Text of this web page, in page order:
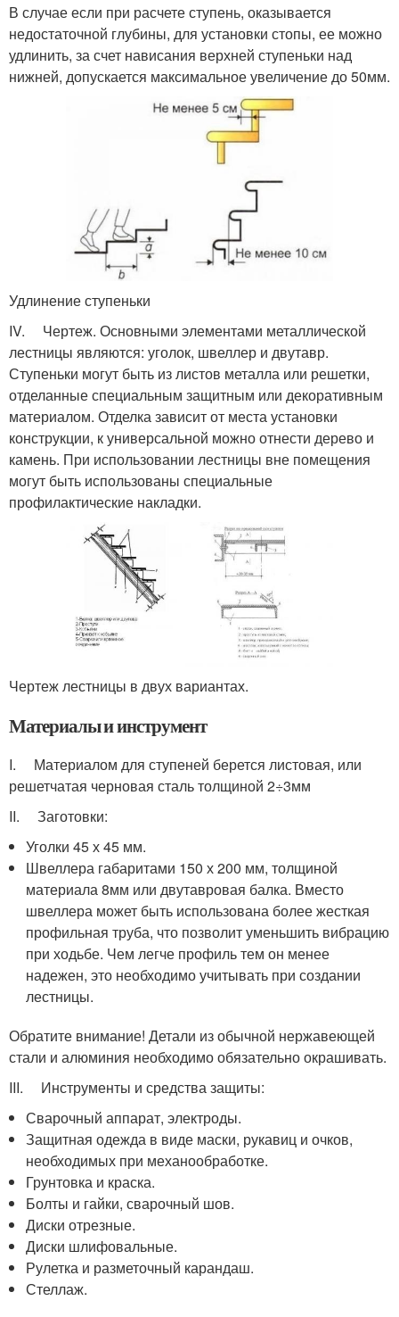
В случае если при расчете ступень, оказывается
недостаточной глубины, для установки стопы, ее можно
удлинить, за счет нависания верхней ступеньки над
нижней, допускается максимальное увеличение до 50мм.
Удлинение ступеньки
IV. Чертеж. Основными элементами металлической
лестницы являются: уголок, швеллер и двутавр.
Ступеньки могут быть из листов металла или решетки,
отделанные специальным защитным или декоративным
материалом. Отделка зависит от места установки
конструкции, к универсальной можно отнести дерево и
камень. При использовании лестницы вне помещения
могут быть использованы специальные
профилактические накладки.
Чертеж лестницы в двух вариантах.
Материалы и инструмент
I. Материалом для ступеней берется листовая, или
решетчатая черновая сталь толщиной 2÷3мм
II. Заготовки:
Уголки 45 х 45 мм.
Швеллера габаритами 150 х 200 мм, толщиной
материала 8мм или двутавровая балка. Вместо
швеллера может быть использована более жесткая
профильная труба, что позволит уменьшить вибрацию
при ходьбе. Чем легче профиль тем он менее
надежен, это необходимо учитывать при создании
лестницы.
Обратите внимание! Детали из обычной нержавеющей
стали и алюминия необходимо обязательно окрашивать.
III. Инструменты и средства защиты:
Сварочный аппарат, электроды.
Защитная одежда в виде маски, рукавиц и очков,
необходимых при механообработке.
Грунтовка и краска.
Болты и гайки, сварочный шов.
Диски отрезные.
Диски шлифовальные.
Рулетка и разметочный карандаш.
Стеллаж.